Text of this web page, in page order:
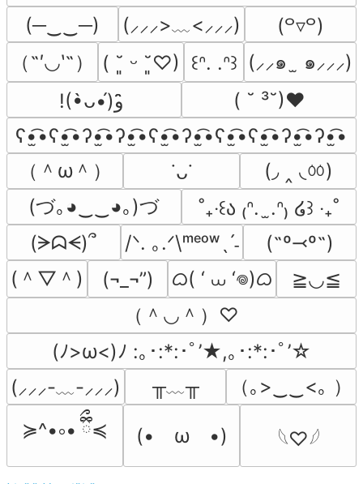
(─‿‿─)
(⸝⸝⸝>﹏<⸝⸝⸝)
(꒪▿꒪)
（˶′◡‵˶）
( ˘͈ ᵕ ˘͈♡) ꒰ᐢ. .ᐢ꒱ (⸝⸝๑  ̫ ๑⸝⸝⸝)
( ˘ ³˘)♥
ʕ•̫͡•ʕ•̫͡•ʔ•̫͡•ʔ•̫͡•ʕ•̫͡•ʔ•̫͡•ʕ•̫͡•ʕ•̫͡•ʔ•̫͡•ʔ•̫͡•
（＾ω＾）
˙ᴗ˙
(◞ ‸ ◟ㆀ)
(づ｡◕‿‿◕｡)づ
˚₊‧꒰ა ₍ᐢ.  ̫.ᐢ₎ ໒꒱ ‧₊˚
(ᗒᗣᗕ)՞
/ᐠ. ｡.ᐟ\ᵐᵉᵒʷˎˊ˗
(˶º⤙º˶)
(＾▽＾)
(¬_¬”) ᜊ( ‘ ⩊ ‘𖦹)ᜊ
≧◡≦
（＾◡＾）♡
(ﾉ>ω<)ﾉ :｡･:*:･ﾟ’★,｡･:*:･ﾟ’☆
(⸝⸝⸝-﹏-⸝⸝⸝)
╥﹏╥
（｡>‿‿<｡ ）
≽^•༚• ྀིྀ≼
(•　ω　•) 𓆩♡𓆪